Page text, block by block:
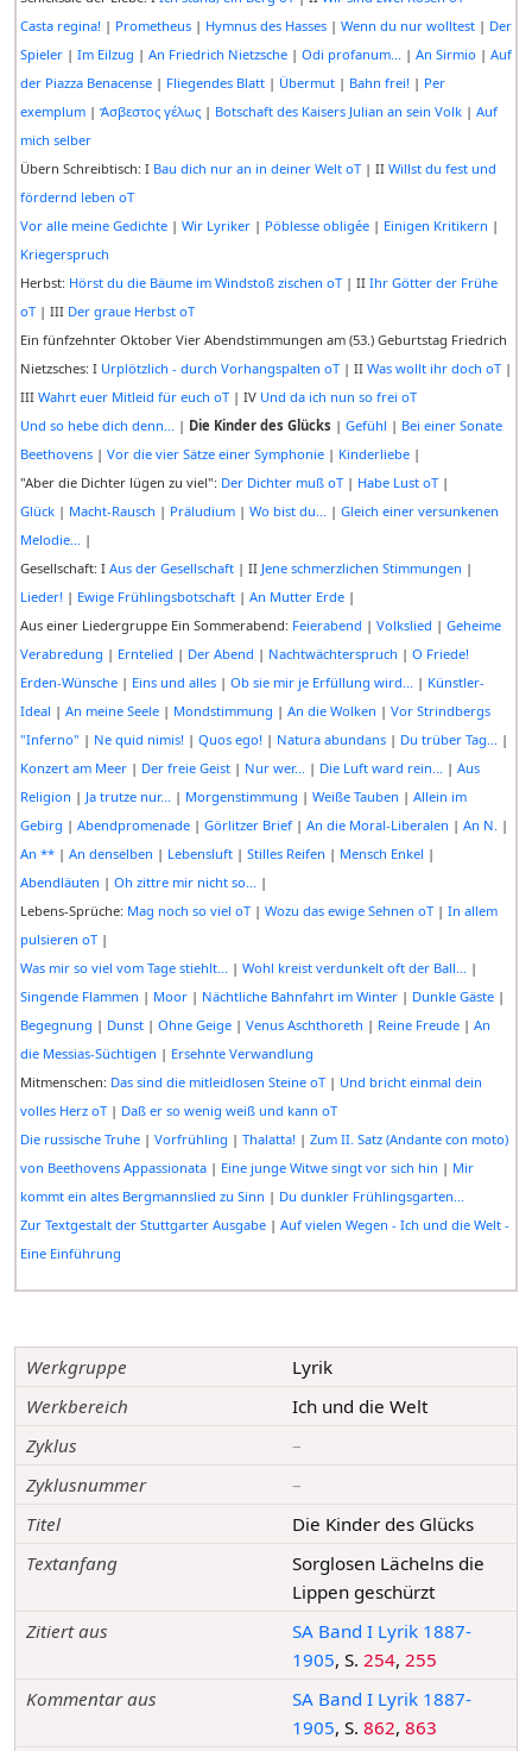
Casta regina! | Prometheus| Hymnus des Hasses| Wenn du nur wolltest| Der
Spieler| Im Eilzug | An Friedrich Nietzsche| Odi profanum... | An Sirmio| Auf
der Piazza Benacense| Fliegendes Blatt| Übermut| Bahn frei! | Per
exemplum| Ἄσβεστος γέλως| Botschaft des Kaisers Julian an sein Volk| Auf
mich selber
Übern Schreibtisch: I Bau dich nur an in deiner Welt oT| II Willst du fest und
fördernd leben oT
Vor alle meine Gedichte| Wir Lyriker| Pöblesse obligée| Einigen Kritikern |
Kriegerspruch
Herbst: Hörst du die Bäume im Windstoß zischen oT| II Ihr Götter der Frühe
oT| III Der graue Herbst oT
Ein fünfzehnter Oktober Vier Abendstimmungen am (53.) Geburtstag Friedrich
Nietzsches: I Urplötzlich - durch Vorhangspalten oT| II Was wollt ihr doch oT|
III Wahrt euer Mitleid für euch oT| IV Und da ich nun so frei oT
Und so hebe dich denn... | Die Kinder des Glücks | Gefühl | Bei einer Sonate
Beethovens| Vor die vier Sätze einer Symphonie| Kinderliebe|
"Aber die Dichter lügen zu viel": Der Dichter muß oT| Habe Lust oT|
Glück| Macht-Rausch | Präludium| Wo bist du... | Gleich einer versunkenen
Melodie... |
Gesellschaft: I Aus der Gesellschaft| II Jene schmerzlichen Stimmungen |
Lieder! | Ewige Frühlingsbotschaft| An Mutter Erde|
Aus einer Liedergruppe Ein Sommerabend: Feierabend | Volkslied | Geheime
Verabredung | Erntelied | Der Abend | Nachtwächterspruch | O Friede!
Erden-Wünsche| Eins und alles| Ob sie mir je Erfüllung wird... | Künstler-
Ideal | An meine Seele| Mondstimmung | An die Wolken | Vor Strindbergs
"Inferno" | Ne quid nimis! | Quos ego! | Natura abundans| Du trüber Tag... |
Konzert am Meer| Der freie Geist| Nur wer... | Die Luft ward rein... | Aus
Religion | Ja trutze nur... | Morgenstimmung | Weiße Tauben | Allein im
Gebirg | Abendpromenade| Görlitzer Brief| An die Moral-Liberalen | An N. |
An **| An denselben | Lebensluft| Stilles Reifen | Mensch Enkel |
Abendläuten | Oh zittre mir nicht so... |
Lebens-Sprüche: Mag noch so viel oT| Wozu das ewige Sehnen oT| In allem
pulsieren oT|
Was mir so viel vom Tage stiehlt... | Wohl kreist verdunkelt oft der Ball... |
Singende Flammen | Moor| Nächtliche Bahnfahrt im Winter| Dunkle Gäste|
Begegnung | Dunst| Ohne Geige| Venus Aschthoreth | Reine Freude| An
die Messias-Süchtigen | Ersehnte Verwandlung
Mitmenschen: Das sind die mitleidlosen Steine oT| Und bricht einmal dein
volles Herz oT| Daß er so wenig weiß und kann oT
Die russische Truhe| Vorfrühling | Thalatta! | Zum II. Satz (Andante con moto)
von Beethovens Appassionata| Eine junge Witwe singt vor sich hin | Mir
kommt ein altes Bergmannslied zu Sinn | Du dunkler Frühlingsgarten...
Zur Textgestalt der Stuttgarter Ausgabe| Auf vielen Wegen - Ich und die Welt -
Eine Einführung
Werkgruppe
Lyrik
Werkbereich
Ich und die Welt
Zyklus
–
Zyklusnummer
–
Titel
Die Kinder des Glücks
Textanfang
Sorglosen Lächelns die
Lippen geschürzt
Zitiert aus
SA Band I Lyrik 1887-
1905, S.254,255
Kommentar aus
SA Band I Lyrik 1887-
1905, S.862,863